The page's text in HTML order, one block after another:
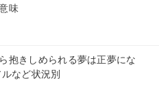
味
抱きしめられる夢は正夢にな
など状況別